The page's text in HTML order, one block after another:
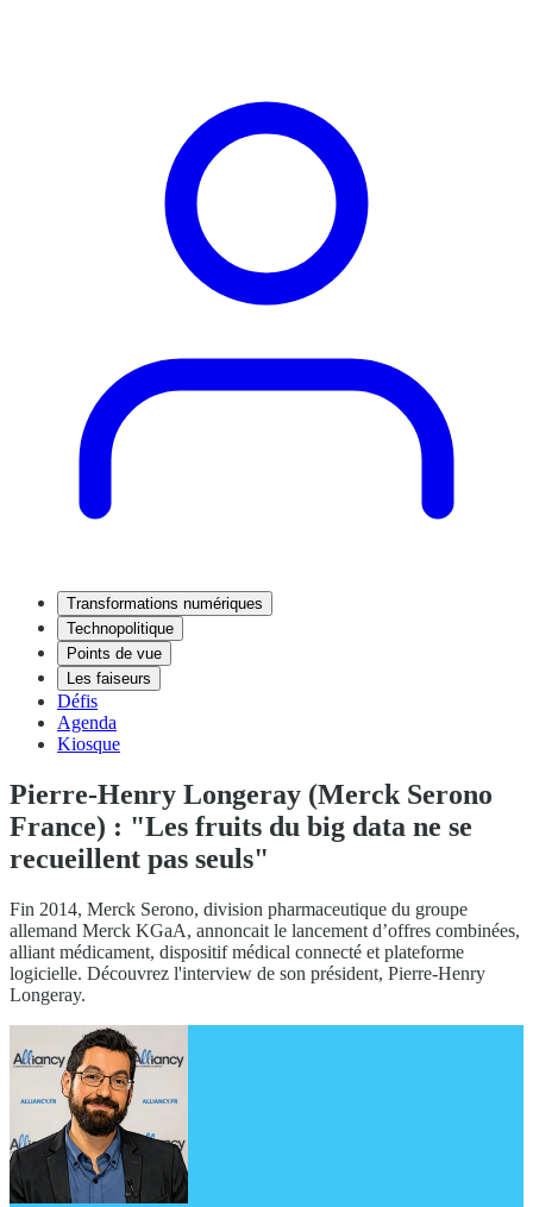
Transformations numériques
Technopolitique
Points de vue
Les faiseurs
Défis
Agenda
Kiosque
Pierre-Henry Longeray (Merck Serono
France) : "Les fruits du big data ne se
recueillent pas seuls"
Fin 2014, Merck Serono, division pharmaceutique du groupe
allemand Merck KGaA, annoncait le lancement d’offres combinées,
alliant médicament, dispositif médical connecté et plateforme
logicielle. Découvrez l'interview de son président, Pierre-Henry
Longeray.